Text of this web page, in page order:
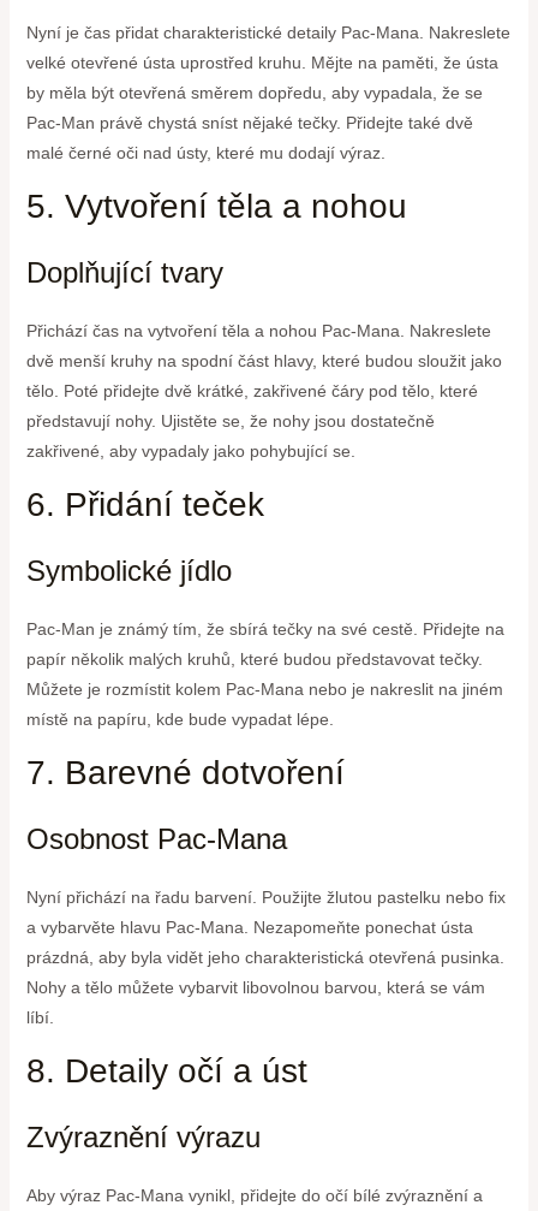
Nyní je čas přidat charakteristické detaily Pac-Mana. Nakreslete
velké otevřené ústa uprostřed kruhu. Mějte na paměti, že ústa
by měla být otevřená směrem dopředu, aby vypadala, že se
Pac-Man právě chystá sníst nějaké tečky. Přidejte také dvě
malé černé oči nad ústy, které mu dodají výraz.
5. Vytvoření těla a nohou
Doplňující tvary
Přichází čas na vytvoření těla a nohou Pac-Mana. Nakreslete
dvě menší kruhy na spodní část hlavy, které budou sloužit jako
tělo. Poté přidejte dvě krátké, zakřivené čáry pod tělo, které
představují nohy. Ujistěte se, že nohy jsou dostatečně
zakřivené, aby vypadaly jako pohybující se.
6. Přidání teček
Symbolické jídlo
Pac-Man je známý tím, že sbírá tečky na své cestě. Přidejte na
papír několik malých kruhů, které budou představovat tečky.
Můžete je rozmístit kolem Pac-Mana nebo je nakreslit na jiném
místě na papíru, kde bude vypadat lépe.
7. Barevné dotvoření
Osobnost Pac-Mana
Nyní přichází na řadu barvení. Použijte žlutou pastelku nebo fix
a vybarvěte hlavu Pac-Mana. Nezapomeňte ponechat ústa
prázdná, aby byla vidět jeho charakteristická otevřená pusinka.
Nohy a tělo můžete vybarvit libovolnou barvou, která se vám
líbí.
8. Detaily očí a úst
Zvýraznění výrazu
Aby výraz Pac-Mana vynikl, přidejte do očí bílé zvýraznění a